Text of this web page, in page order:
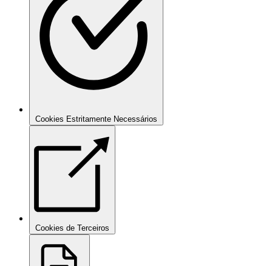
Cookies Estritamente Necessários
Cookies de Terceiros